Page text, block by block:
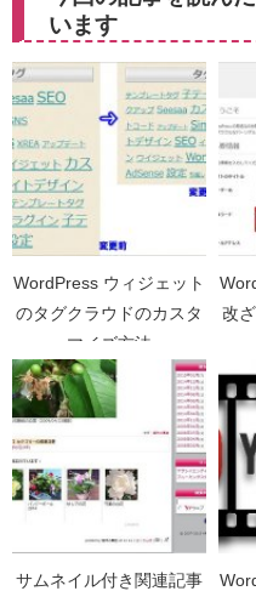
います
WordPress ウィジェット
のタグクラウドのカスタ
マイズ方法
改
サムネイル付き関連記事